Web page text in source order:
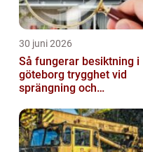
30 juni 2026
Så fungerar besiktning i
göteborg trygghet vid
sprängning och